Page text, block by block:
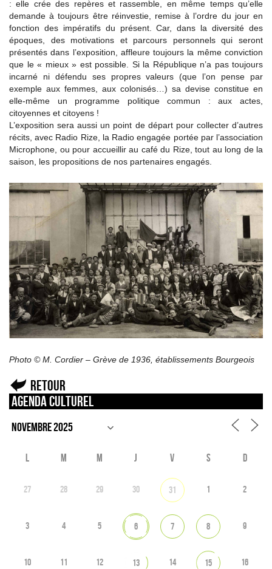
: elle crée des repères et rassemble, en même temps qu’elle
demande à toujours être réinvestie, remise à l’ordre du jour en
fonction des impératifs du présent. Car, dans la diversité des
époques, des motivations et parcours personnels qui seront
présentés dans l’exposition, affleure toujours la même conviction
que le « mieux » est possible. Si la République n’a pas toujours
incarné ni défendu ses propres valeurs (que l’on pense par
exemple aux femmes, aux colonisés…) sa devise constitue en
elle-même un programme politique commun : aux actes,
citoyennes et citoyens !
L’exposition sera aussi un point de départ pour collecter d’autres
récits, avec Radio Rize, la Radio engagée portée par l’association
Microphone, ou pour accueillir au café du Rize, tout au long de la
saison, les propositions de nos partenaires engagés.
Photo © M. Cordier – Grève de 1936, établissements Bourgeois
Retour
Agenda culturel
L M M J V S D
27 28 29 30 31 1 2
3 4 5 6 7 8 9
10 11 12 13 14 15 16